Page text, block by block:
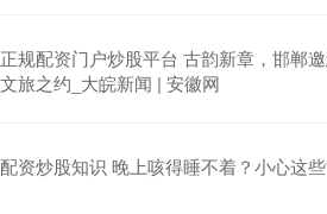
正规配资门户炒股平台 古韵新章，邯郸
文旅之约_大皖新闻 | 安徽网
配资炒股知识 晚上咳得睡不着？小心这些